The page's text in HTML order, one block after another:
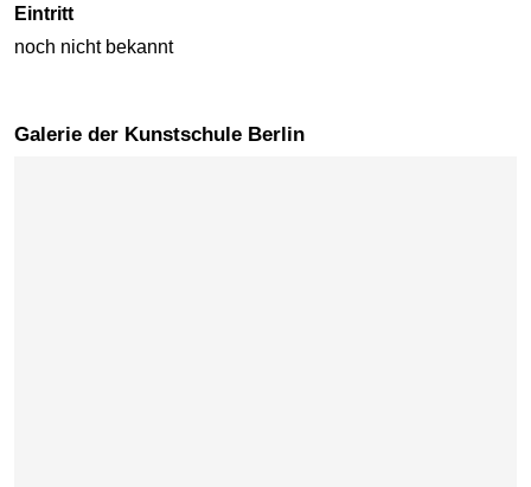
Eintritt
noch nicht bekannt
Galerie der Kunstschule Berlin